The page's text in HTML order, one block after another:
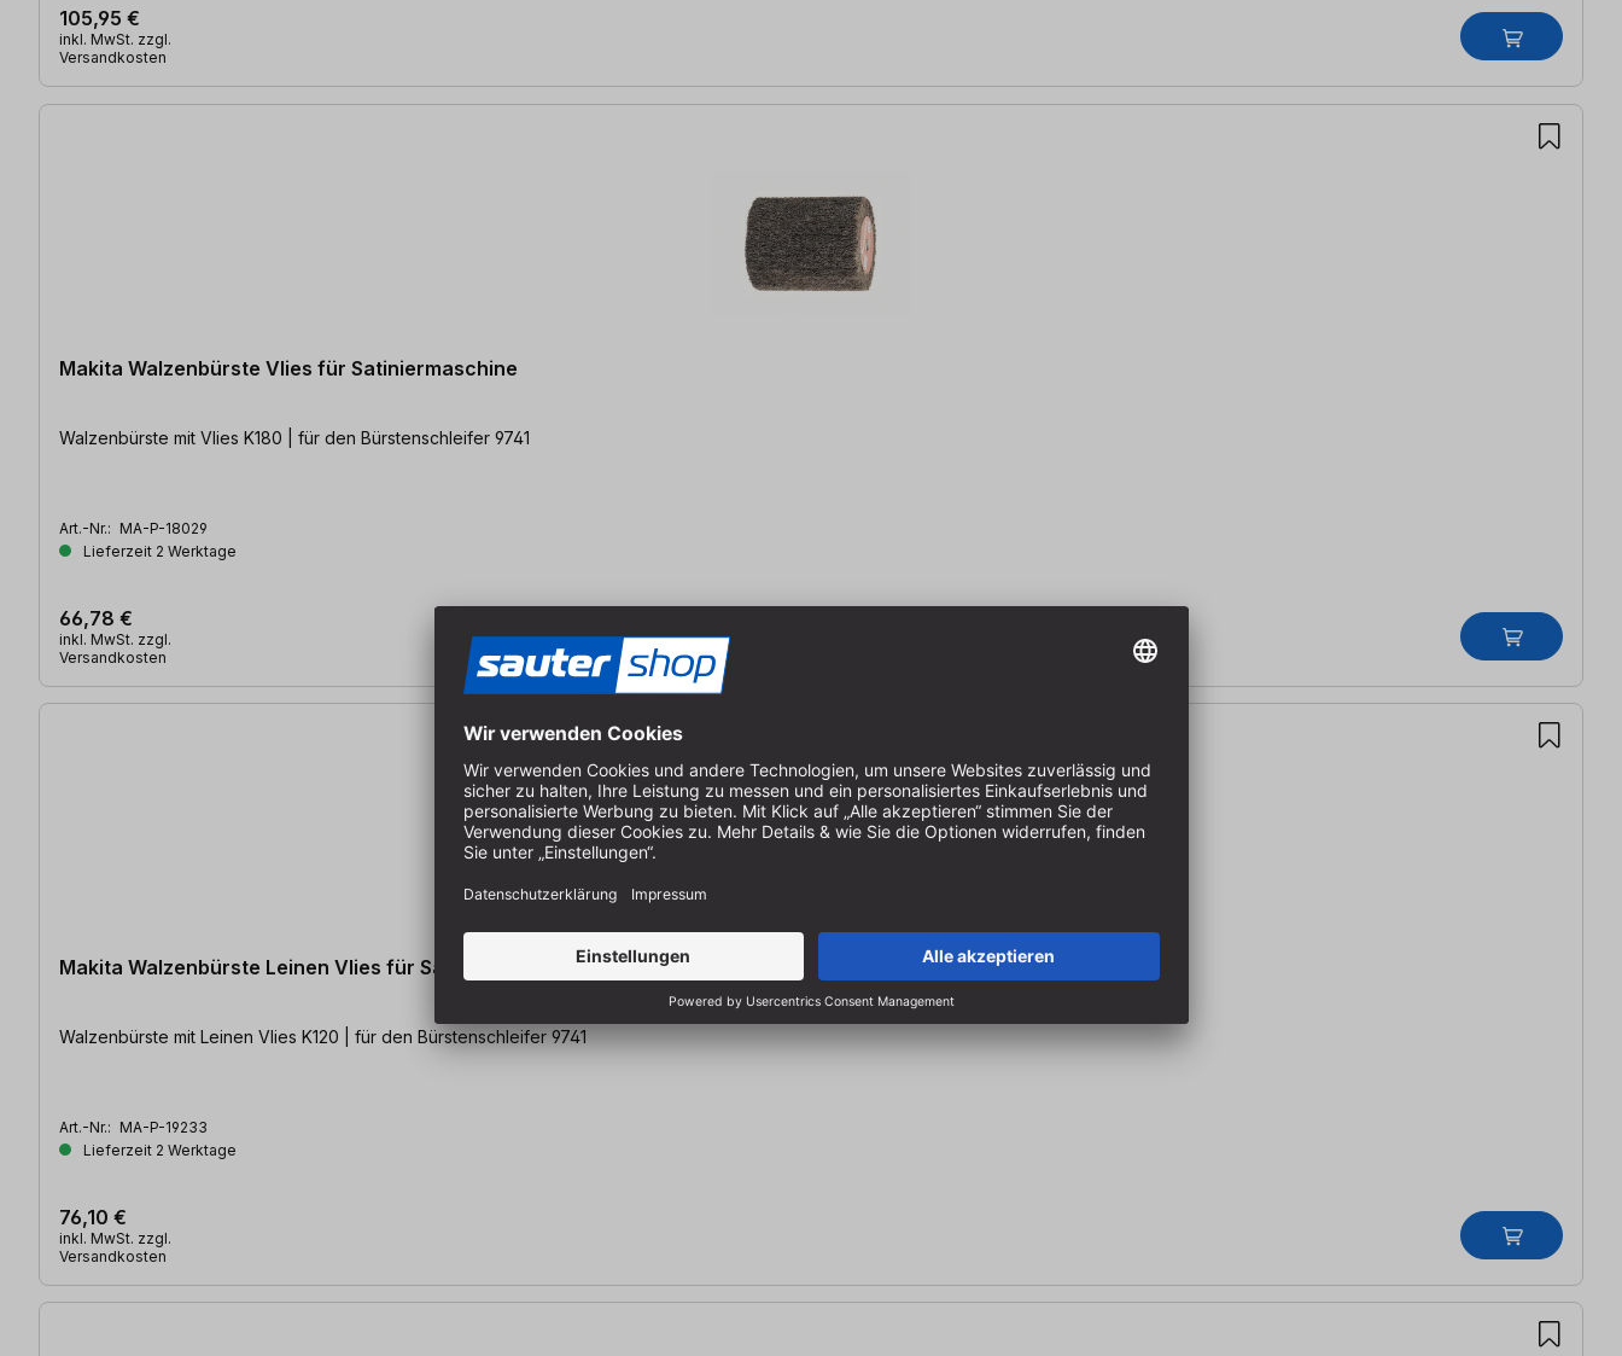
105,95 €
inkl. MwSt. zzgl.
Versandkosten
Makita Walzenbürste Vlies für Satiniermaschine
Walzenbürste mit Vlies K180 | für den Bürstenschleifer 9741
Art.-Nr.: MA-P-18029
Lieferzeit 2 Werktage
66,78 €
inkl. MwSt. zzgl.
Versandkosten
Makita Walzenbürste Leinen Vlies für Satiniermaschine
Walzenbürste mit Leinen Vlies K120 | für den Bürstenschleifer 9741
Art.-Nr.: MA-P-19233
Lieferzeit 2 Werktage
76,10 €
inkl. MwSt. zzgl.
Versandkosten